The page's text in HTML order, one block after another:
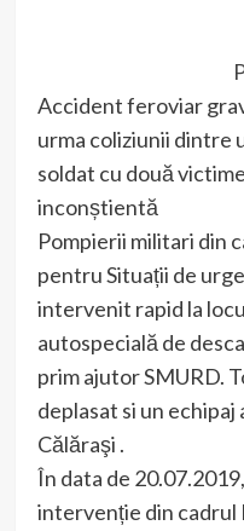
Accident feroviar
urma coliziunii dintre
soldat cu două
inconștientă
Pompierii militari din
pentru Situații de
intervenit rapid la
autospecială de
prim ajutor SMURD.
deplasat si un echipaj
Călăraşi .
În data de
intervenție din